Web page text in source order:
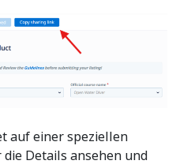
auf einer speziellen
Details ansehen und